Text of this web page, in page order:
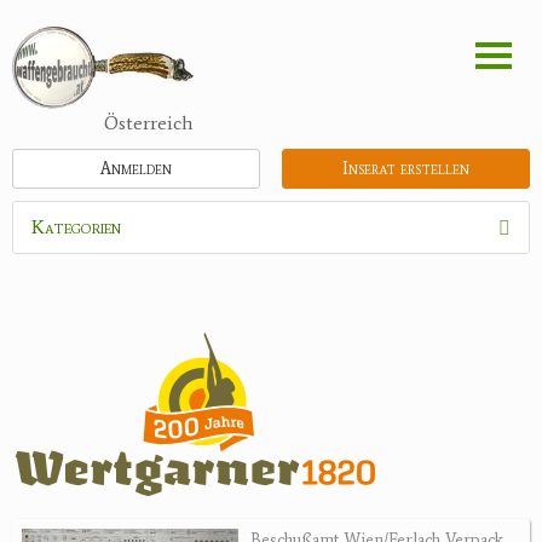
zum
Inhalt
Österreich
Inserat erstellen
Anmelden
Kategorien
Schrotmunition
Büchsenpatronen
Faustfeuerwaffen
Randfeuerwaffen